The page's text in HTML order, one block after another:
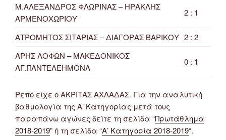
Μ.ΑΛΕΞΑΝΔΡΟΣ ΦΛΩΡΙΝΑΣ – ΗΡΑΚΛΗΣ
ΑΡΜΕΝΟΧΩΡΙΟΥ
2 : 1
ΑΤΡΟΜΗΤΟΣ ΣΙΤΑΡΙΑΣ – ΔΙΑΓΟΡΑΣ ΒΑΡΙΚΟΥ 2 : 2
ΑΡΗΣ ΛΟΦΩΝ – ΜΑΚΕΔΟΝΙΚΟΣ
ΑΓ.ΠΑΝΤΕΛΕΗΜΟΝΑ
0 : 1
Ρεπό είχε ο ΑΚΡΙΤΑΣ ΑΧΛΑΔΑΣ. Για την αναλυτική
βαθμολογία της Α’ Κατηγορίας μετά τους
παραπάνω αγώνες δείτε τη σελίδα “Πρωτάθλημα
2018-2019” ή τη σελίδα “Α’ Κατηγορία 2018-2019“.